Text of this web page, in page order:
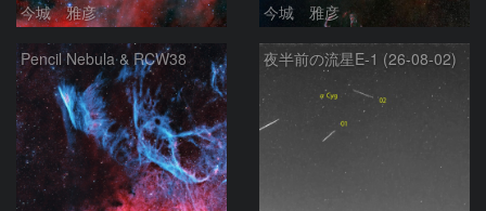
今城 雅彦 今城 雅彦
Pencil Nebula & RCW38 夜半前の流星E-1 (26-08-02)